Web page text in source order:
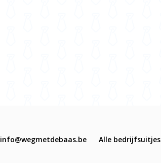
info@wegmetdebaas.be Alle bedrijfsuitjes